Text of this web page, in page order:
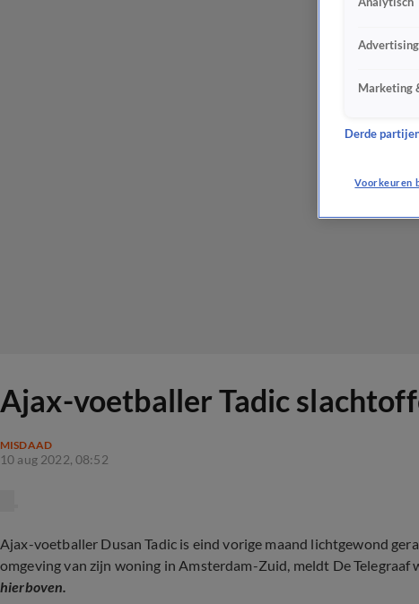
Ajax-voetballer Tadic
MISDAAD
10 aug 2022, 08:52
Ajax-voetballer Dusan Tadic is eind vorige maand lichtgewond
omgeving van zijn woning in Amsterdam-Zuid, meldt De Telegraaf
hierboven.
Marketing
Derde
Voorkeuren